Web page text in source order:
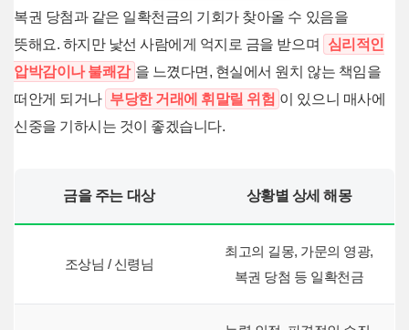
복권 당첨과 같은 일확천금의 기회가 찾아올 수 있음을
뜻해요. 하지만 낯선 사람에게 억지로 금을 받으며
심리적인
압박감이나 불쾌감 을 느꼈다면, 현실에서 원치 않는 책임을
떠안게 되거나 부당한 거래에 휘말릴 위험 이 있으니 매사에
신중을 기하시는 것이 좋겠습니다.
금을 주는 대상 상황별 상세 해몽
조상님 / 신령님
최고의 길몽, 가문의 영광,
복권 당첨 등 일확천금